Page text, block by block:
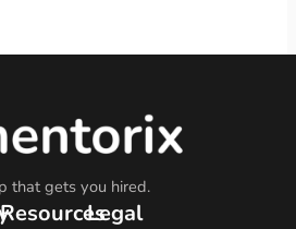
that gets you hired.
ResourcesLegal